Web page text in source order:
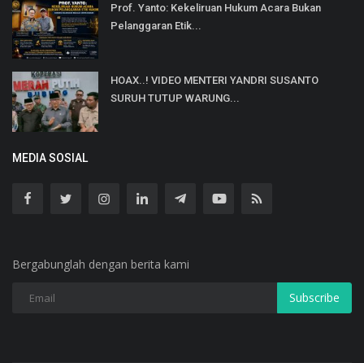
Prof. Yanto: Kekeliruan Hukum Acara Bukan
Pelanggaran Etik...
HOAX..! VIDEO MENTERI YANDRI SUSANTO
SURUH TUTUP WARUNG...
MEDIA SOSIAL
Bergabunglah dengan berita kami
Subscribe